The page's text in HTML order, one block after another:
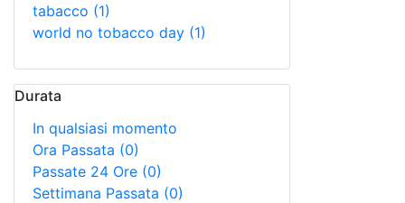
tabacco (1)
world no tobacco day (1)
Durata
In qualsiasi momento
Ora Passata (0)
Passate 24 Ore (0)
Settimana Passata (0)